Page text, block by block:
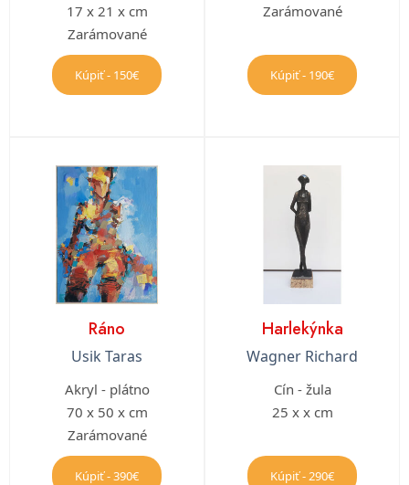
17 x 21 x cm
Zarámované
Kúpiť - 150€
Zarámované
Kúpiť - 190€
Ráno
Usik Taras
Akryl - plátno
70 x 50 x cm
Zarámované
Kúpiť - 390€
Harlekýnka
Wagner Richard
Cín - žula
25 x x cm
Kúpiť - 290€